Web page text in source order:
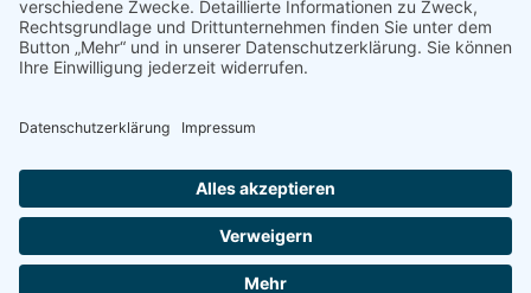
ÜBER UNS
Naturschutzbund
Naturschutzjugend
Sponsoren & Partner
Impressum